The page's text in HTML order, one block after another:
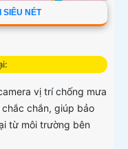
NÉT
vị trí chống mưa
chắn, giúp bảo
từ môi trường bên